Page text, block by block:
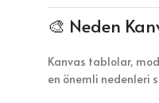
🎨 Neden
Kanvas tablolar,
en önemli nedenleri